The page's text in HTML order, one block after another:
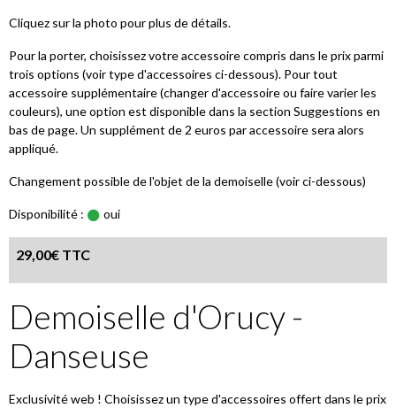
Cliquez sur la photo pour plus de détails.
Pour la porter, choisissez votre accessoire compris dans le prix parmi
trois options (voir type d'accessoires ci-dessous). Pour tout
accessoire supplémentaire (changer d'accessoire ou faire varier les
couleurs), une option est disponible dans la section Suggestions en
bas de page. Un supplément de 2 euros par accessoire sera alors
appliqué.
Changement possible de l'objet de la demoiselle (voir ci-dessous)
Disponibilité : oui
29,00€ TTC
Demoiselle d'Orucy -
Danseuse
Exclusivité web ! Choisissez un type d'accessoires offert dans le prix